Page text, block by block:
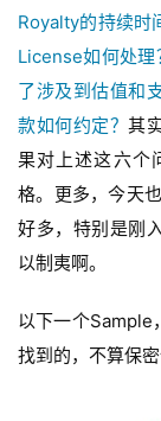
Royalty的持续时
License如何处
了涉及到估值和
款如何约定？ 其
果对上述这六个
格。更多，今天
好多，特别是刚
以制夷啊。
以下一个Sample
找到的，不算保